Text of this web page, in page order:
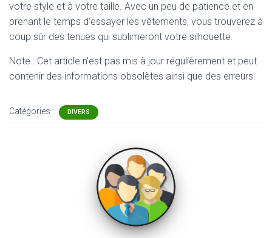
votre style et à votre taille. Avec un peu de patience et en
prenant le temps d’essayer les vêtements, vous trouverez à
coup sûr des tenues qui sublimeront votre silhouette.
Note : Cet article n'est pas mis à jour régulièrement et peut
contenir des informations obsolètes ainsi que des erreurs.
Catégories : DIVERS